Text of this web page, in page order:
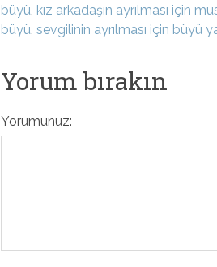
büyü, kız arkadaşın ayrılması için
büyü, sevgilinin ayrılması için büyü
Yorum bırakın
Yorumunuz: